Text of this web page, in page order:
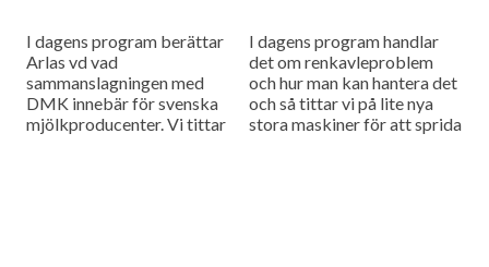
I dagens program berättar
Arlas vd vad
sammanslagningen med
DMK innebär för svenska
mjölkproducenter. Vi tittar
I dagens program handlar
det om renkavleproblem
och hur man kan hantera det
och så tittar vi på lite nya
stora maskiner för att sprida